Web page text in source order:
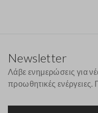
Newsletter
Λάβε ενημερώσεις για
προωθητικές